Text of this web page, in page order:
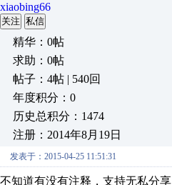
xiaobing66
关注 私信
精华：0帖
求助：0帖
帖子：4帖 | 540回
年度积分：0
历史总积分：1474
注册：2014年8月19日
发表于：2015-04-25 11:51:31
不知道有没有注释，支持无私分享